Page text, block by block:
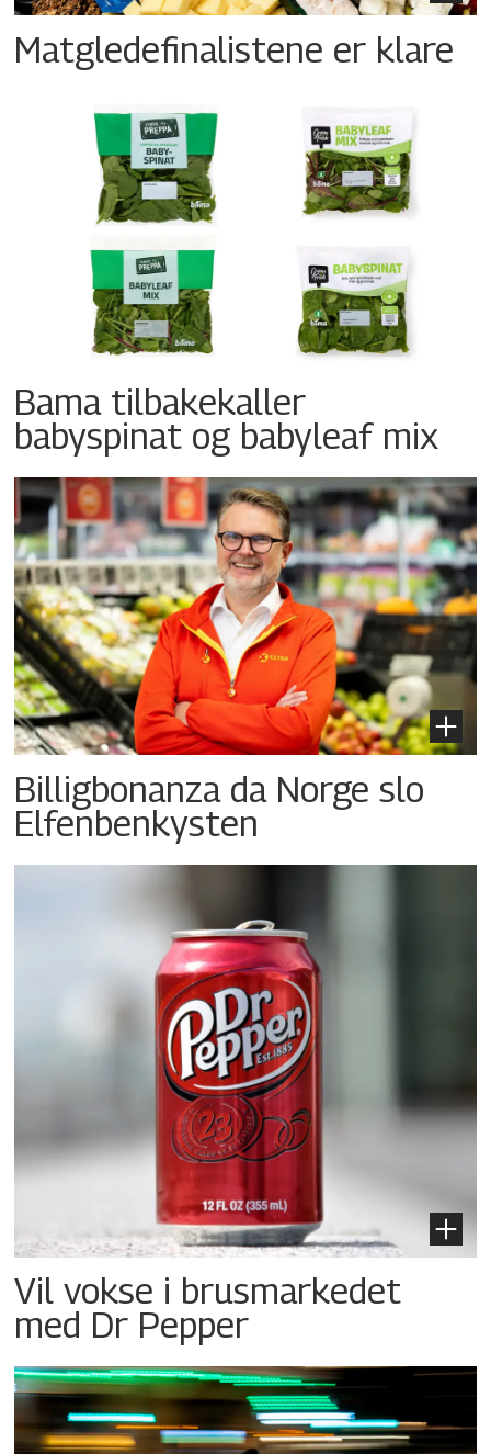
Matgledefinalistene er klare
Bama tilbakekaller
babyspinat og babyleaf mix
Billigbonanza da Norge slo
Elfenbenkysten
Vil vokse i brusmarkedet
med Dr Pepper